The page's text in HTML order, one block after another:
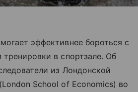
эффективнее бороться с
в спортзале. Об
из Лондонской
School of Economics) во